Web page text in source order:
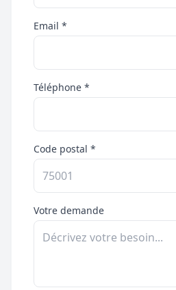
Email *
Téléphone *
Code postal *
Votre demande